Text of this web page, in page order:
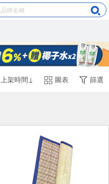
上架時間↓ 圖表 篩選